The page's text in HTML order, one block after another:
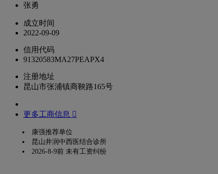
张勇
成立时间
2022-09-09
信用代码
91320583MA27PEAPX4
注册地址
昆山市张浦镇商鞅路165号
更多工商信息 
康强推荐单位
昆山井润中西医结合诊所
2026-8-9前 未有工资纠纷